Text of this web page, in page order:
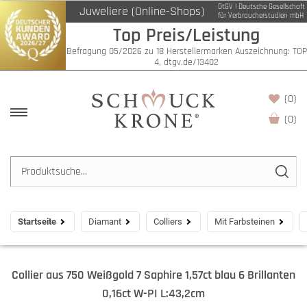
Juweliere (Online-Shops)
DtGV | Deutsche Gesellschaft
für Verbraucherstudien mbH
Top Preis/Leistung
Befragung 05/2026 zu 18 Herstellermarken Auszeichnung: TOP
4, dtgv.de/13402
(0)
(0)
Startseite Diamant Colliers Mit Farbsteinen
Collier aus 750 Weißgold 7 Saphire 1,57ct blau 6 Brillanten
0,16ct W-PI L:43,2cm